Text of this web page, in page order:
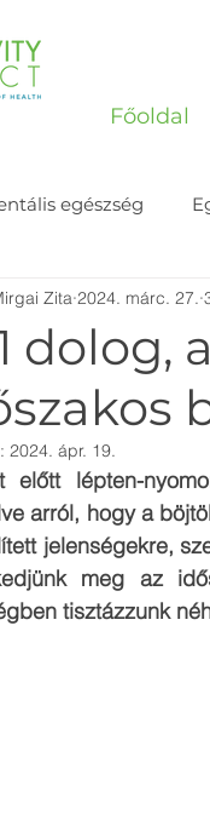
Főoldal
egészség
dolog,
Zita 2024. márc. 27.
2024. ápr. 19.
előtt lépten-
arról, hogy a
jelenségekre,
meg az
tisztázzunk